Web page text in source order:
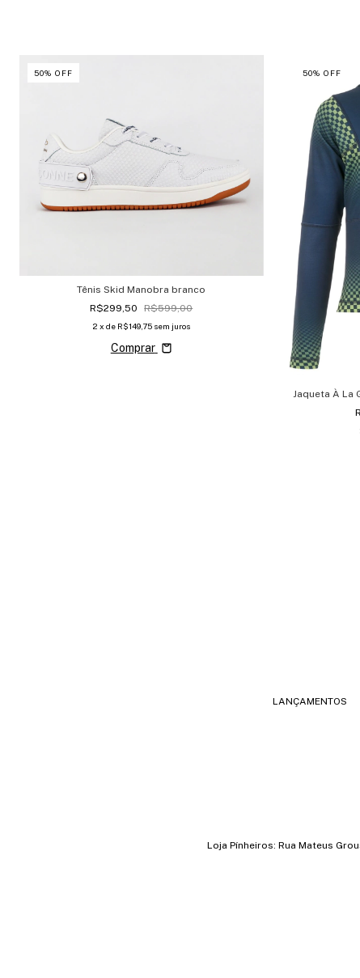
50% OFF
Tênis Skid Manobra branco
R$299,50
R$599,00
2 x de R$149,75 sem juros
Comprar
50% OFF
Jaqueta À La
LANÇAMENTOS
Loja Pínheiros: Rua Mateus